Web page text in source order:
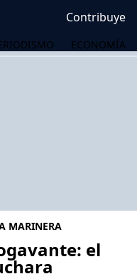
Contribuye
ECONOMÍA
MARINERA
el